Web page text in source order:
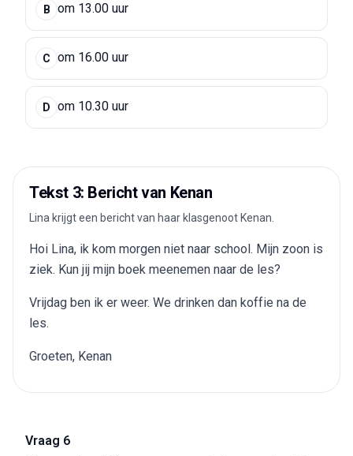
B om 13.00 uur
C om 16.00 uur
D om 10.30 uur
Tekst 3: Bericht van Kenan
Lina krijgt een bericht van haar klasgenoot Kenan.
Hoi Lina, ik kom morgen niet naar school. Mijn zoon is
ziek. Kun jij mijn boek meenemen naar de les?
Vrijdag ben ik er weer. We drinken dan koffie na de
les.
Groeten, Kenan
Vraag 6